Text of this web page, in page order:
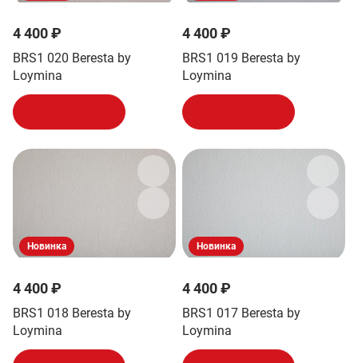
4 400 ₽
BRS1 020 Beresta by
Loymina
4 400 ₽
BRS1 019 Beresta by
Loymina
Новинка
4 400 ₽
BRS1 018 Beresta by
Loymina
Новинка
4 400 ₽
BRS1 017 Beresta by
Loymina